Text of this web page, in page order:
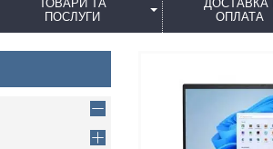
ТОВАРИ ТА
ПОСЛУГИ
ДОСТАВКА І
ОПЛАТА